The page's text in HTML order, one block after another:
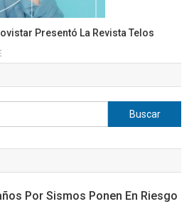
Presentó La Revista Telos
Buscar:
Por Sismos Ponen En Riesgo